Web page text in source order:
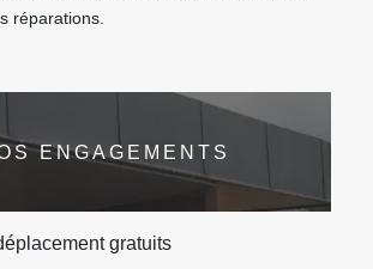
réparations.
ENGAGEMENTS
gratuits